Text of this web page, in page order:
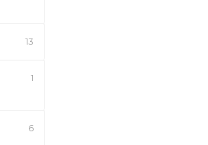
13
1
6